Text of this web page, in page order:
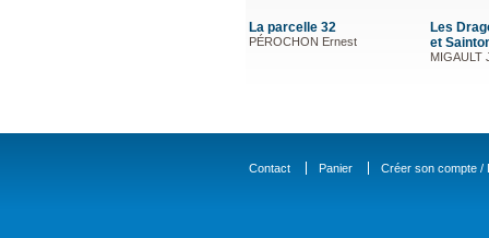
La parcelle 32
PÉROCHON Ernest
Les
et
MIGAULT
Contact Panier Créer son compte /